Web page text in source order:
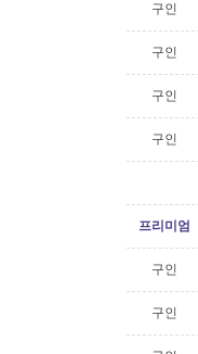
구인
구인
구인
구인
프리미엄
구인
구인